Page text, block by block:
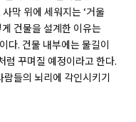
막 위에 세워지는 ‘거울
건물을 설계한 이유는
다. 건물 내부에는 물길이
럼 꾸며질 예정이라고 한다.
들의 뇌리에 각인시키기